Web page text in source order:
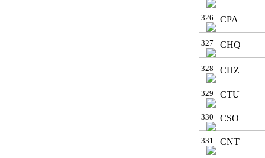
326 CPA
327 CHQ
328 CHZ
329 CTU
330 CSO
331 CNT